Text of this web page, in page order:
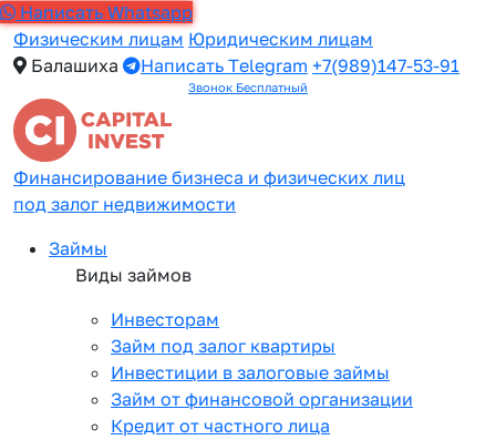
Написать Whatsapp
Физическим лицам Юридическим лицам
Балашиха
Написать Telegram +7(989)147-53-91
Звонок Бесплатный
Финансирование бизнеса и физических лиц
под залог недвижимости
Займы
Виды займов
Инвесторам
Займ под залог квартиры
Инвестиции в залоговые займы
Займ от финансовой организации
Кредит от частного лица